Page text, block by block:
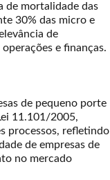
de mortalidade das
30% das micro e
de
e finanças.
de pequeno porte
11.101/2005,
processos, refletindo
de empresas de
no mercado